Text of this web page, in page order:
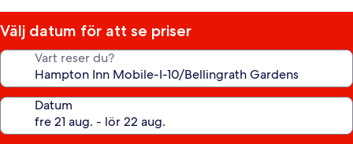
Välj datum för att se priser
Vart reser du?
Datum